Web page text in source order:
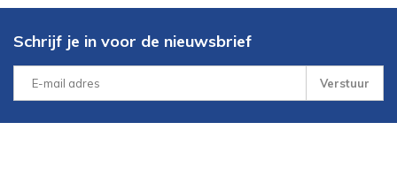
Schrijf je in voor de nieuwsbrief
Verstuur